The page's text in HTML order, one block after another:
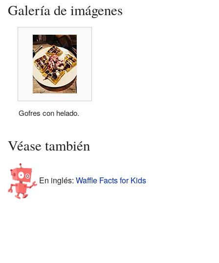
Galería de imágenes
Gofres con helado.
Véase también
En inglés: Waffle Facts for Kids